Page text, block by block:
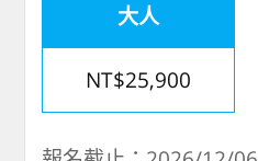
大人
NT$25,900